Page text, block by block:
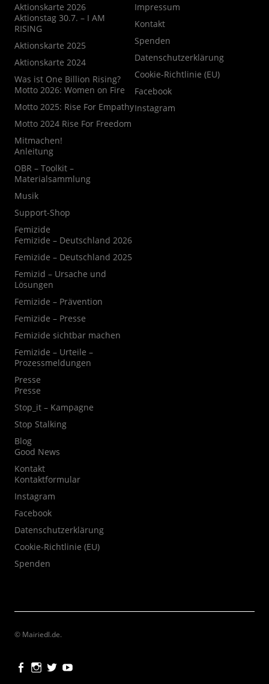
Aktionskarte 2026
Aktionstag 30.7. – I AM
RISING
Aktionskarte 2025
Aktionskarte 2024
Was ist One Billion Rising?
Motto 2026: Women on Fire
Motto 2025: Rise For Empathy
Motto 2024 Rise For Freedom
Mitmachen!
Anleitung
OBR – Toolkit –
Materialsammlung
Musik
Support-Shop
Femizide
Femizide – Deutschland 2026
Femizide – Deutschland 2025
Femizid – Ursache und
Lösungen
Femizide – Prävention
Femizide – Presse
Femizide sichtbar machen
Femizide – Urteile –
Prozessmeldungen
Presse
Presse
Stop_it – Kampagne
Stop Stalking
Blog
Good News
Kontakt
Kontaktformular
Instagram
Facebook
Datenschutzerklärung
Cookie-Richtlinie (EU)
Spenden
Impressum
Kontakt
Spenden
Datenschutzerklärung
Cookie-Richtlinie (EU)
Facebook
Instagram
© Mairiedl.de